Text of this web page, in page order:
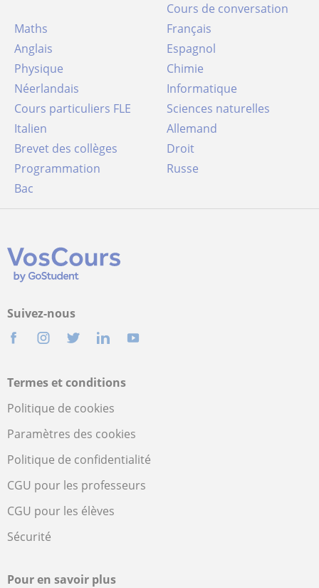
Cours de conversation
Maths
Français
Anglais
Espagnol
Physique
Chimie
Néerlandais
Informatique
Cours particuliers FLE
Sciences naturelles
Italien
Allemand
Brevet des collèges
Droit
Programmation
Russe
Bac
Suivez-nous
Termes et conditions
Politique de cookies
Paramètres des cookies
Politique de confidentialité
CGU pour les professeurs
CGU pour les élèves
Sécurité
Pour en savoir plus